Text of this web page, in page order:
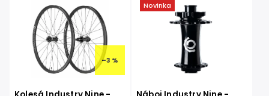
Najdrahšie
Najpredávanejšie
Abecedne
–3 %
Novinka